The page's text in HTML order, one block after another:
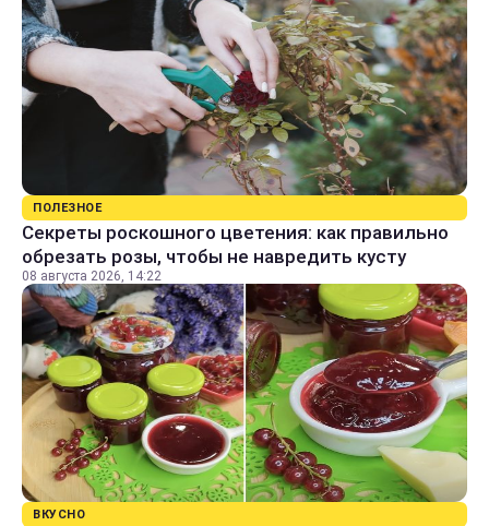
ПОЛЕЗНОЕ
Секреты роскошного цветения: как правильно
обрезать розы, чтобы не навредить кусту
08 августа 2026, 14:22
ВКУСНО